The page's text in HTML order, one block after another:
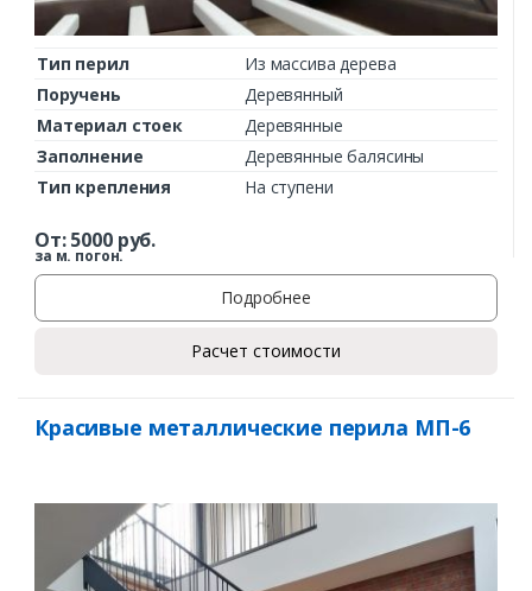
Тип перил
Из массива дерева
Поручень
Деревянный
Материал стоек
Деревянные
Заполнение
Деревянные балясины
Тип крепления
На ступени
От:5000руб.
за м. погон.
Подробнее
Расчет стоимости
Красивые металлические перила МП-6